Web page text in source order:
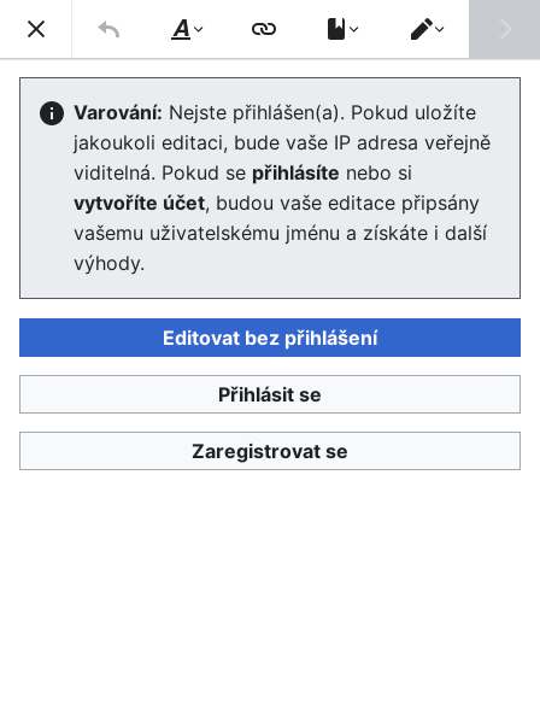
Enviwiki
Wikipedie:Slučování a přesun
stránek
Editor se nyní načte. Pokud tuto zprávu stále vidíte po
několika sekundách, prosím obnovte stránku .
Enviwiki
Ochrana osobních údajů Klasické
Styl
textu
Přepnout
editor
Varování: Nejste přihlášen(a). Pokud uložíte
jakoukoli editaci, bude vaše IP adresa veřejně
viditelná. Pokud se přihlásíte nebo si
vytvoříte účet, budou vaše editace připsány
vašemu uživatelskému jménu a získáte i další
výhody.
Editovat bez přihlášení
Přihlásit se
Zaregistrovat se